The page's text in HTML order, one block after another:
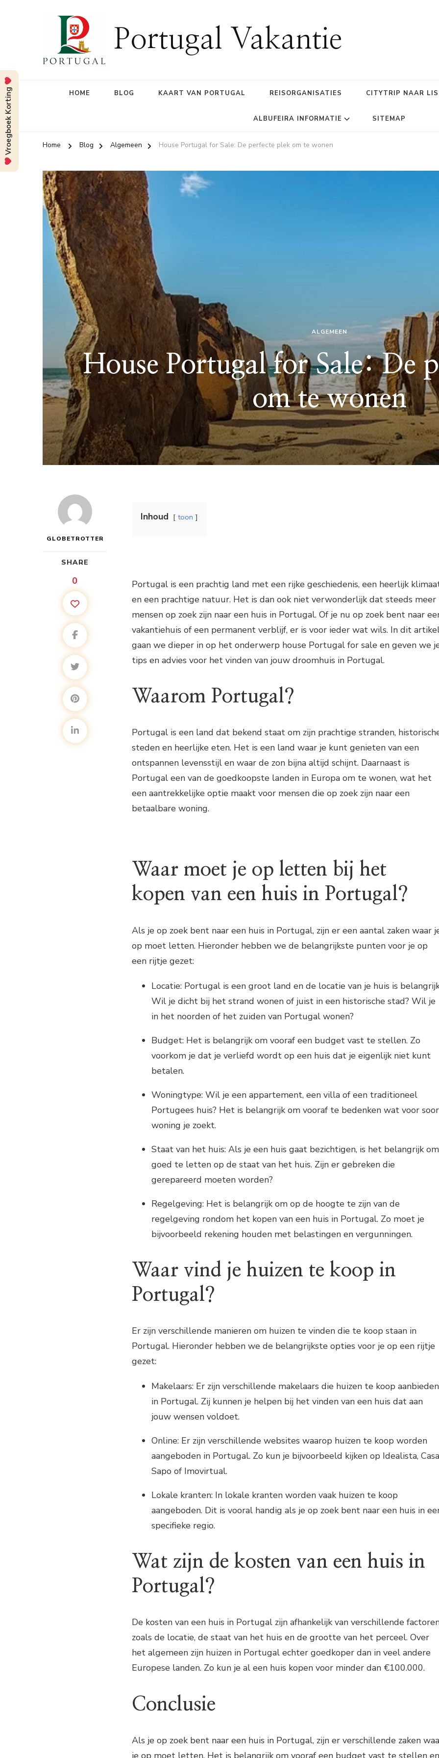
Portugal Vakantie
HOME BLOG KAART VAN PORTUGAL REISORGANISATIES CITYTRIP NAAR
ALBUFEIRA INFORMATIE SITEMAP
Home Blog Algemeen House Portugal for Sale: De perfecte plek om te wonen
ALGEMEEN
House Portugal for Sale: De
om te wonen
GLOBETROTTER
SHARE
0
Inhoud toon
Portugal is een prachtig land met een rijke geschiedenis, een heerlijk
en een prachtige natuur. Het is dan ook niet verwonderlijk dat steeds meer
mensen op zoek zijn naar een huis in Portugal. Of je nu op zoek bent naar
vakantiehuis of een permanent verblijf, er is voor ieder wat wils. In dit
gaan we dieper in op het onderwerp house Portugal for sale en geven we
tips en advies voor het vinden van jouw droomhuis in Portugal.
Waarom Portugal?
Portugal is een land dat bekend staat om zijn prachtige stranden,
steden en heerlijke eten. Het is een land waar je kunt genieten van een
ontspannen levensstijl en waar de zon bijna altijd schijnt. Daarnaast is
Portugal een van de goedkoopste landen in Europa om te wonen, wat het
een aantrekkelijke optie maakt voor mensen die op zoek zijn naar een
betaalbare woning.
Waar moet je op letten bij het
kopen van een huis in Portugal?
Als je op zoek bent naar een huis in Portugal, zijn er een aantal zaken waar
op moet letten. Hieronder hebben we de belangrijkste punten voor je op
een rijtje gezet:
Locatie: Portugal is een groot land en de locatie van je huis is
Wil je dicht bij het strand wonen of juist in een historische stad? Wil je
in het noorden of het zuiden van Portugal wonen?
Budget: Het is belangrijk om vooraf een budget vast te stellen. Zo
voorkom je dat je verliefd wordt op een huis dat je eigenlijk niet kunt
betalen.
Woningtype: Wil je een appartement, een villa of een traditioneel
Portugees huis? Het is belangrijk om vooraf te bedenken wat voor
woning je zoekt.
Staat van het huis: Als je een huis gaat bezichtigen, is het belangrijk om
goed te letten op de staat van het huis. Zijn er gebreken die
gerepareerd moeten worden?
Regelgeving: Het is belangrijk om op de hoogte te zijn van de
regelgeving rondom het kopen van een huis in Portugal. Zo moet je
bijvoorbeeld rekening houden met belastingen en vergunningen.
Waar vind je huizen te koop in
Portugal?
Er zijn verschillende manieren om huizen te vinden die te koop staan in
Portugal. Hieronder hebben we de belangrijkste opties voor je op een rijtje
gezet:
Makelaars: Er zijn verschillende makelaars die huizen te koop aanbieden
in Portugal. Zij kunnen je helpen bij het vinden van een huis dat aan
jouw wensen voldoet.
Online: Er zijn verschillende websites waarop huizen te koop worden
aangeboden in Portugal. Zo kun je bijvoorbeeld kijken op Idealista, Casa
Sapo of Imovirtual.
Lokale kranten: In lokale kranten worden vaak huizen te koop
aangeboden. Dit is vooral handig als je op zoek bent naar een huis in
specifieke regio.
Wat zijn de kosten van een huis in
Portugal?
De kosten van een huis in Portugal zijn afhankelijk van verschillende
zoals de locatie, de staat van het huis en de grootte van het perceel. Over
het algemeen zijn huizen in Portugal echter goedkoper dan in veel andere
Europese landen. Zo kun je al een huis kopen voor minder dan €100.000.
Conclusie
Als je op zoek bent naar een huis in Portugal, zijn er verschillende zaken
je op moet letten. Het is belangrijk om vooraf een budget vast te stellen en
Vroegboek Korting